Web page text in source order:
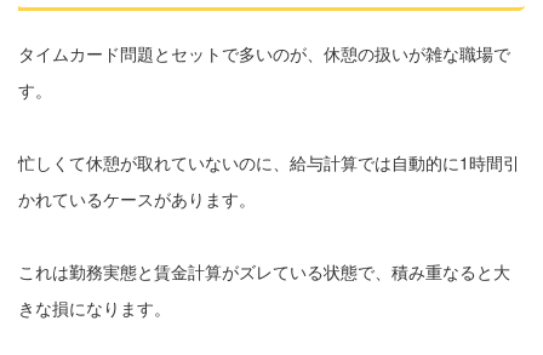
タイムカード問題とセットで多いのが、休憩の扱いが雑な職場で
す。
忙しくて休憩が取れていないのに、給与計算では自動的に1時間引
かれているケースがあります。
これは勤務実態と賃金計算がズレている状態で、積み重なると大
きな損になります。